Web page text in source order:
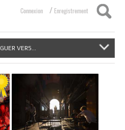
Connexion / Enregistrement
VERS...